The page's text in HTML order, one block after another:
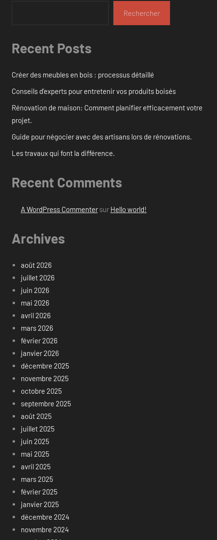
Rechercher
Recent Posts
Créer des meubles en bois : processus détaillé
Conseils d’experts pour entretenir vos produits boisés
Rénovation de maison: Comment planifier efficacement votre
projet.
Guide pour négocier avec des artisans lors de rénovations.
Les travaux qui font la différence.
Recent Comments
A WordPress Commentersur Hello world!
Archives
août 2026
juillet 2026
juin 2026
mai 2026
avril 2026
mars 2026
février 2026
janvier 2026
décembre 2025
novembre 2025
octobre 2025
septembre 2025
août 2025
juillet 2025
juin 2025
mai 2025
avril 2025
mars 2025
février 2025
janvier 2025
décembre 2024
novembre 2024